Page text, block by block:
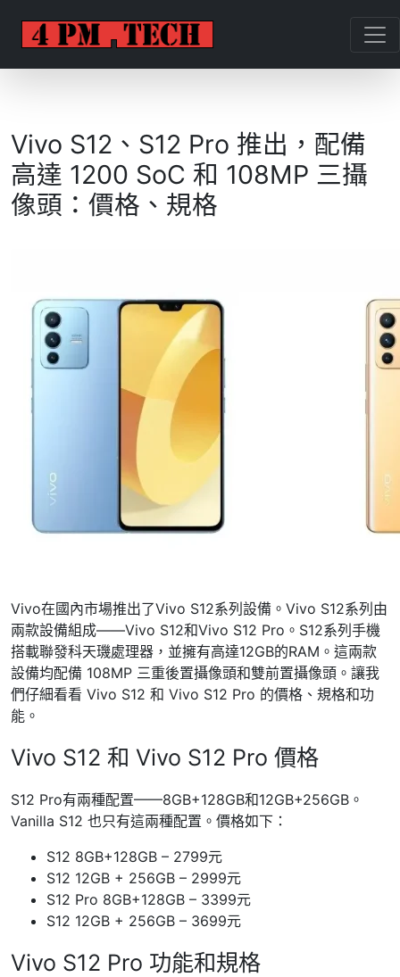
Vivo S12、S12 Pro 推出，配備
高達 1200 SoC 和 108MP 三攝
像頭：價格、規格
Vivo在國內市場推出了Vivo S12系列設備。Vivo S12系列由
兩款設備組成——Vivo S12和Vivo S12 Pro。S12系列手機
搭載聯發科天璣處理器，並擁有高達12GB的RAM。這兩款
設備均配備 108MP 三重後置攝像頭和雙前置攝像頭。讓我
們仔細看看 Vivo S12 和 Vivo S12 Pro 的價格、規格和功
能。
Vivo S12 和 Vivo S12 Pro 價格
S12 Pro有兩種配置——8GB+128GB和12GB+256GB。
Vanilla S12 也只有這兩種配置。價格如下：
S12 8GB+128GB – 2799元
S12 12GB + 256GB – 2999元
S12 Pro 8GB+128GB – 3399元
S12 12GB + 256GB – 3699元
Vivo S12 Pro 功能和規格